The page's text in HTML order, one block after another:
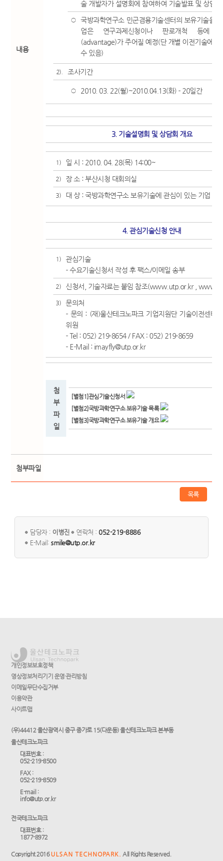
내용
술 개발자가 설명회에 참여하여 기술발표 및 상담
○
국방과학연구소 민군겸용기술센터의 보유기술을
업은 연구과제신청이나 판로개척 등에 어
(advantage)가 주어질 예정(단 개별 이전기술에 따
수 있음)
2). 조사기간
○ 2010. 03. 22(월)~2010.04.13(화) - 20일간
3. 기술설명회 및 상담회 개요
1) 일 시 : 2010. 04. 28(목) 14:00~
2) 장 소 : 부산시청 대회의실
3) 대 상 : 국방과학연구소 보유기술에 관심이 있는 기업
4. 관심기술신청 안내
1)
관심기술
- 수요기술신청서 작성 후 팩스/이메일 송부
2) 신청서, 기술자료는 붙임 참조(www.utp.or.kr,
3)
문의처
- 문의 : (재)울산테크노파크 기업지원단 기술이전센터
위원
- Tel : 052) 219-8654 / FAX : 052) 219-8659
- E-Mail : imayfly@utp.or.kr
첨
부
파
일
[별첨1]관심기술신청서
[별첨2]국방과학연구소 보유기술 목록
[별첨3]국방과학연구소 보유기술 개요
첨부파일
목록
담당자 : 이병진 연락처 :052-219-8886
E-Mail:smile@utp.or.kr
개인정보보호정책
영상정보처리기기 운영·관리방침
이메일무단수집거부
이용약관
사이트맵
(우)44412 울산광역시 중구 종가로 15(다운동) 울산테크노파크 본부동
울산테크노파크
대표번호 :
052-219-8500
FAX :
052-219-8509
E-mail :
info@utp.or.kr
전국테크노파크
대표번호 :
1877-8972
Copyright 2016 ULSAN TECHNOPARK. All Rights Reserved.